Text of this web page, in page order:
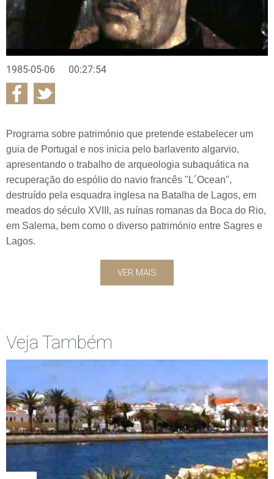
1985-05-06 00:27:54
Programa sobre património que pretende estabelecer um
guia de Portugal e nos inicia pelo barlavento algarvio,
apresentando o trabalho de arqueologia subaquática na
recuperação do espólio do navio francês "L´Ocean",
destruído pela esquadra inglesa na Batalha de Lagos, em
meados do século XVIII, as ruínas romanas da Boca do Rio,
em Salema, bem como o diverso património entre Sagres e
Lagos.
VER MAIS
Veja Também